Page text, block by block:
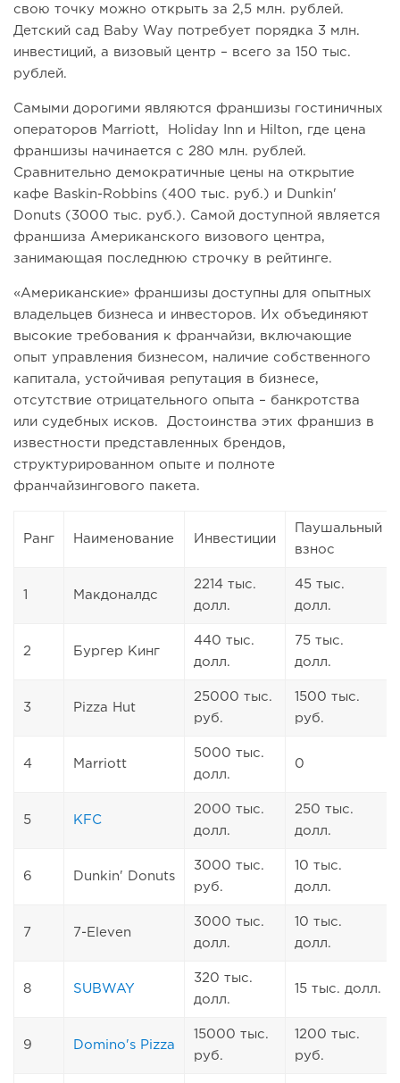
свою точку можно открыть за 2,5 млн. рублей.
Детский сад Baby Way потребует порядка 3 млн.
инвестиций, а визовый центр – всего за 150 тыс.
рублей.
Самыми дорогими являются франшизы гостиничных
операторов Marriott, Holiday Inn и Hilton, где цена
франшизы начинается с 280 млн. рублей.
Сравнительно демократичные цены на открытие
кафе Baskin-Robbins (400 тыс. руб.) и Dunkin'
Donuts (3000 тыс. руб.). Самой доступной является
франшиза Американского визового центра,
занимающая последнюю строчку в рейтинге.
«Американские» франшизы доступны для опытных
владельцев бизнеса и инвесторов. Их объединяют
высокие требования к франчайзи, включающие
опыт управления бизнесом, наличие собственного
капитала, устойчивая репутация в бизнесе,
отсутствие отрицательного опыта – банкротства
или судебных исков. Достоинства этих франшиз в
известности представленных брендов,
структурированном опыте и полноте
франчайзингового пакета.
Ранг Наименование Инвестиции
Паушальный
взнос
1 Макдоналдс
2214 тыс.
долл.
45 тыс.
долл.
2 Бургер Кинг
440 тыс.
долл.
75 тыс.
долл.
3 Pizza Hut
25000 тыс.
руб.
1500 тыс.
руб.
4 Marriott
5000 тыс.
долл.
0
5 KFC
2000 тыс.
долл.
250 тыс.
долл.
6 Dunkin' Donuts
3000 тыс.
руб.
10 тыс.
долл.
7 7-Eleven
3000 тыс.
долл.
10 тыс.
долл.
8 SUBWAY
320 тыс.
долл.
15 тыс. долл.
9 Domino's Pizza
15000 тыс.
руб.
1200 тыс.
руб.